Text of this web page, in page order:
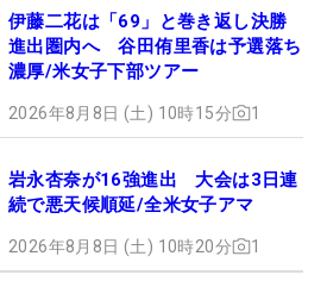
伊藤二花は「69」と巻き返し決勝
進出圏内へ 谷田侑里香は予選落ち
濃厚/米女子下部ツアー
2026年8月8日 (土) 10時15分 1
岩永杏奈が16強進出 大会は3日連
続で悪天候順延/全米女子アマ
2026年8月8日 (土) 10時20分 1